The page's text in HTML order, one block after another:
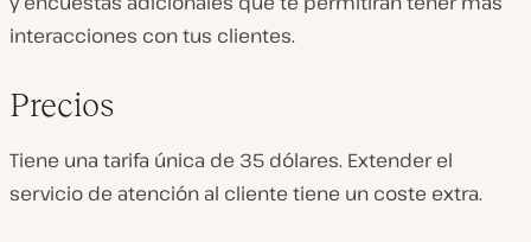
interacciones con tus clientes.
Precios
Tiene una tarifa única de 35 dólares. Extender el
servicio de atención al cliente tiene un coste extra.